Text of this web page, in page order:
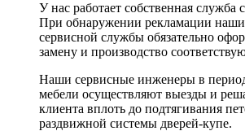
У нас работает собственная служба
При обнаружении рекламации наши
сервисной службы обязательно
замену и производство
Наши сервисные инженеры в
мебели осуществляют выезды и
клиента вплоть до подтягивания
раздвижной системы дверей-купе.